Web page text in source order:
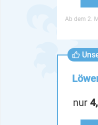
Ab dem 2.
nur